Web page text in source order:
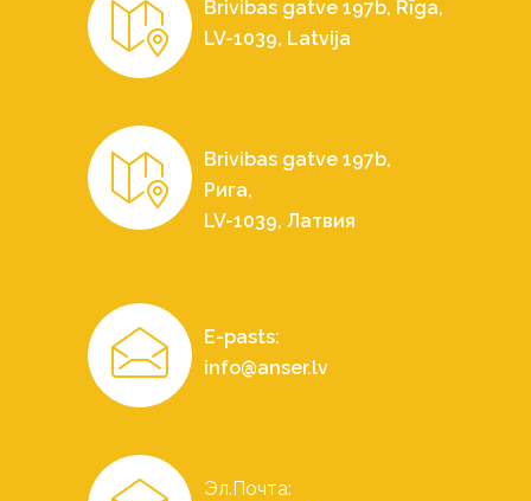
Brivibas gatve 197b, Rīga,
LV-1039, Latvija
Brivibas gatve 197b,
Рига,
LV-1039, Латвия
E-pasts:
info@anser.lv
Эл.Почта: